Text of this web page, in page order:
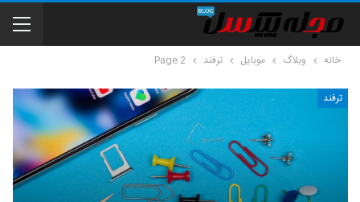
خانه وبلاگ موبایل ترفند Page 2
ترفند